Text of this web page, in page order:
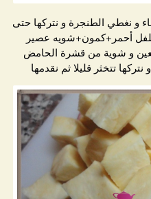
و نغطي الطنجرة و نتركها حتى
أحمر+كمون+شويه عصير
و شوية من قشرة الحامض
تتخثر قليلا ثم نقدمها